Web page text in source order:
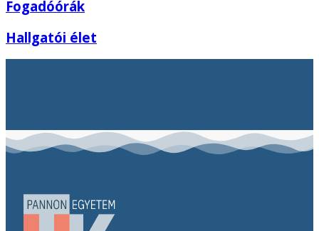
Fogadóórák
Hallgatói élet